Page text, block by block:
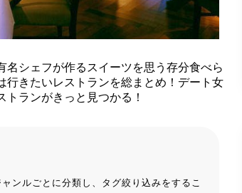
シェフが作るスイーツを思う存分食べら
行きたいレストランを総まとめ！デート女
ランがきっと見つかる！
ンルごとに分類し、タグ絞り込みをするこ